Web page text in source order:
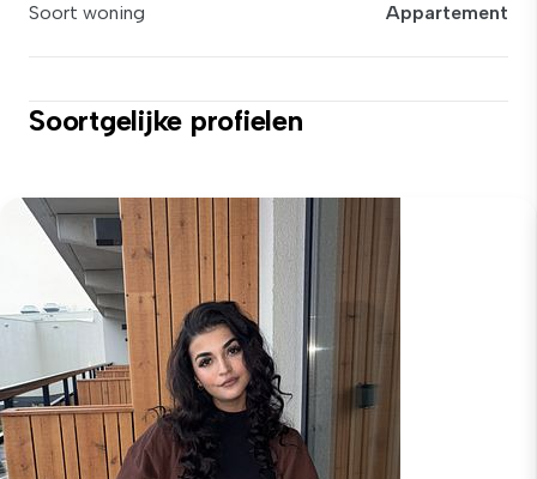
Soort woning
Appartement
Soortgelijke profielen